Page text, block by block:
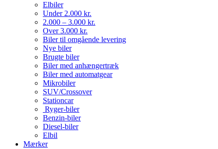
Elbiler
Under 2.000 kr.
2.000 – 3.000 kr.
Over 3.000 kr.
Biler til omgående levering
Nye biler
Brugte biler
Biler med anhængertræk
Biler med automatgear
Mikrobiler
SUV/Crossover
Stationcar
Ryger-biler
Benzin-biler
Diesel-biler
Elbil
Mærker